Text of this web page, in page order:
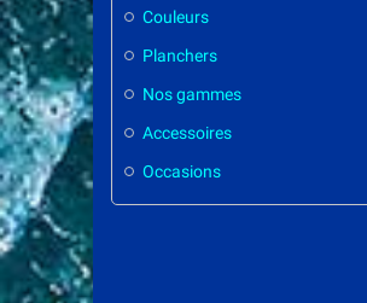
Couleurs
Planchers
Nos gammes
Accessoires
Occasions